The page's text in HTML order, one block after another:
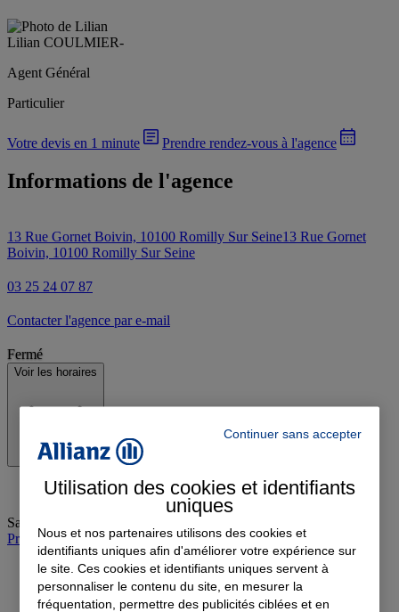
Lilian COULMIER-
Agent Général
Particulier
Votre devis en 1 minute Prendre rendez-vous à l'agence
Informations de l'agence
13 Rue Gornet Boivin, 10100 Romilly Sur Seine13 Rue Gornet
Boivin, 10100 Romilly Sur Seine
03 25 24 07 87
Contacter l'agence par e-mail
Fermé
Voir les horaires
Samedi
Prendre rendez-vous à l'agence
Continuer sans accepter
Utilisation des cookies et identifiants
uniques
Nous et nos partenaires utilisons des cookies et
identifiants uniques afin d'améliorer votre expérience sur
le site. Ces cookies et identifiants uniques servent à
personnaliser le contenu du site, en mesurer la
fréquentation, permettre des publicités ciblées et en